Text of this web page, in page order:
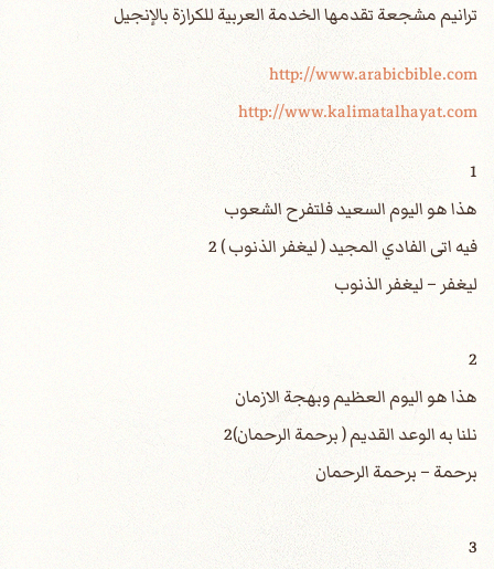
http://www.arabicbible.com
http://www.kalimatalhayat.com
1
هذا هو اليوم السعيد فلتفرح الشعوب
فيه اتى الفادي المجيد ( ليغفر الذنوب ) 2
ليغفر – ليغفر الذنوب
2
هذا هو اليوم العظيم وبهجة الازمان
نلنا به الوعد القديم ( برحمة الرحمان)2
برحمة – برحمة الرحمان
3